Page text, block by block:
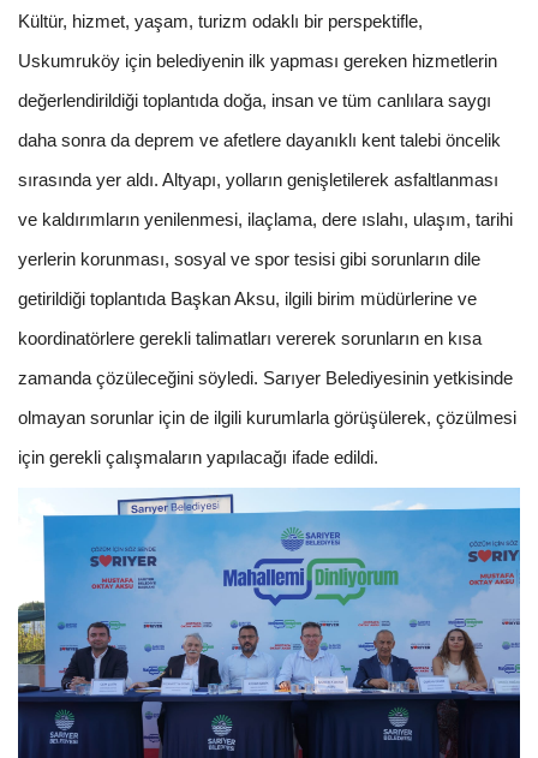
Kültür, hizmet, yaşam, turizm odaklı bir perspektifle,
Uskumruköy için belediyenin ilk yapması gereken hizmetlerin
değerlendirildiği toplantıda doğa, insan ve tüm canlılara saygı
daha sonra da deprem ve afetlere dayanıklı kent talebi öncelik
sırasında yer aldı. Altyapı, yolların genişletilerek asfaltlanması
ve kaldırımların yenilenmesi, ilaçlama, dere ıslahı, ulaşım, tarihi
yerlerin korunması, sosyal ve spor tesisi gibi sorunların dile
getirildiği toplantıda Başkan Aksu, ilgili birim müdürlerine ve
koordinatörlere gerekli talimatları vererek sorunların en kısa
zamanda çözüleceğini söyledi. Sarıyer Belediyesinin yetkisinde
olmayan sorunlar için de ilgili kurumlarla görüşülerek, çözülmesi
için gerekli çalışmaların yapılacağı ifade edildi.